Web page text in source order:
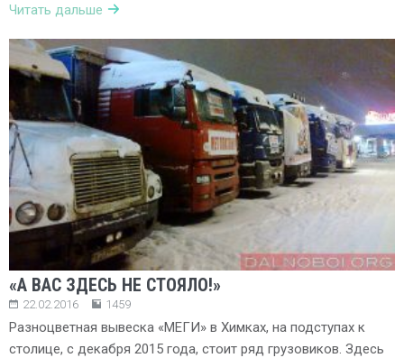
Читать дальше
«А ВАС ЗДЕСЬ НЕ СТОЯЛО!»
22.02.2016 1459
Разноцветная вывеска «МЕГИ» в Химках, на подступах к
столице, с декабря 2015 года, стоит ряд грузовиков. Здесь